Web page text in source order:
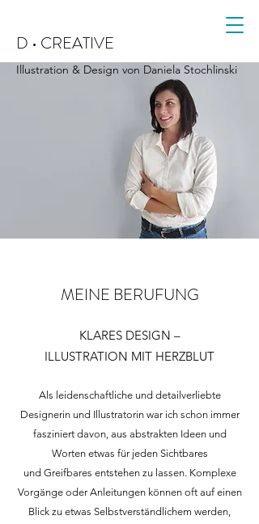
D • CREATIVE
Illustration & Design von Daniela Stochlinski
MEINE BERUFUNG
KLARES DESIGN –
ILLUSTRATION MIT HERZBLUT
Als leidenschaftliche und detailverliebte
Designerin und Illustratorin war ich schon immer
fasziniert davon, aus abstrakten Ideen und
Worten etwas für jeden Sichtbares
und Greifbares entstehen zu lassen. Komplexe
Vorgänge oder Anleitungen können oft auf einen
Blick zu etwas Selbstverständlichem werden,